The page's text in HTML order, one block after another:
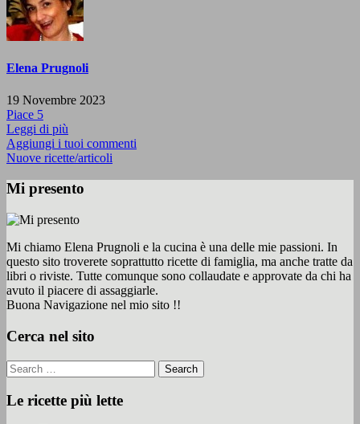
Elena Prugnoli
19 Novembre 2023
Piace 5
Leggi di più
Aggiungi i tuoi commenti
Nuove ricette/articoli
Mi presento
Mi chiamo Elena Prugnoli e la cucina è una delle mie passioni. In
questo sito troverete soprattutto ricette di famiglia, ma anche tratte da
libri o riviste. Tutte comunque sono collaudate e approvate da chi ha
avuto il piacere di assaggiarle.
Buona Navigazione nel mio sito !!
Cerca nel sito
Le ricette più lette